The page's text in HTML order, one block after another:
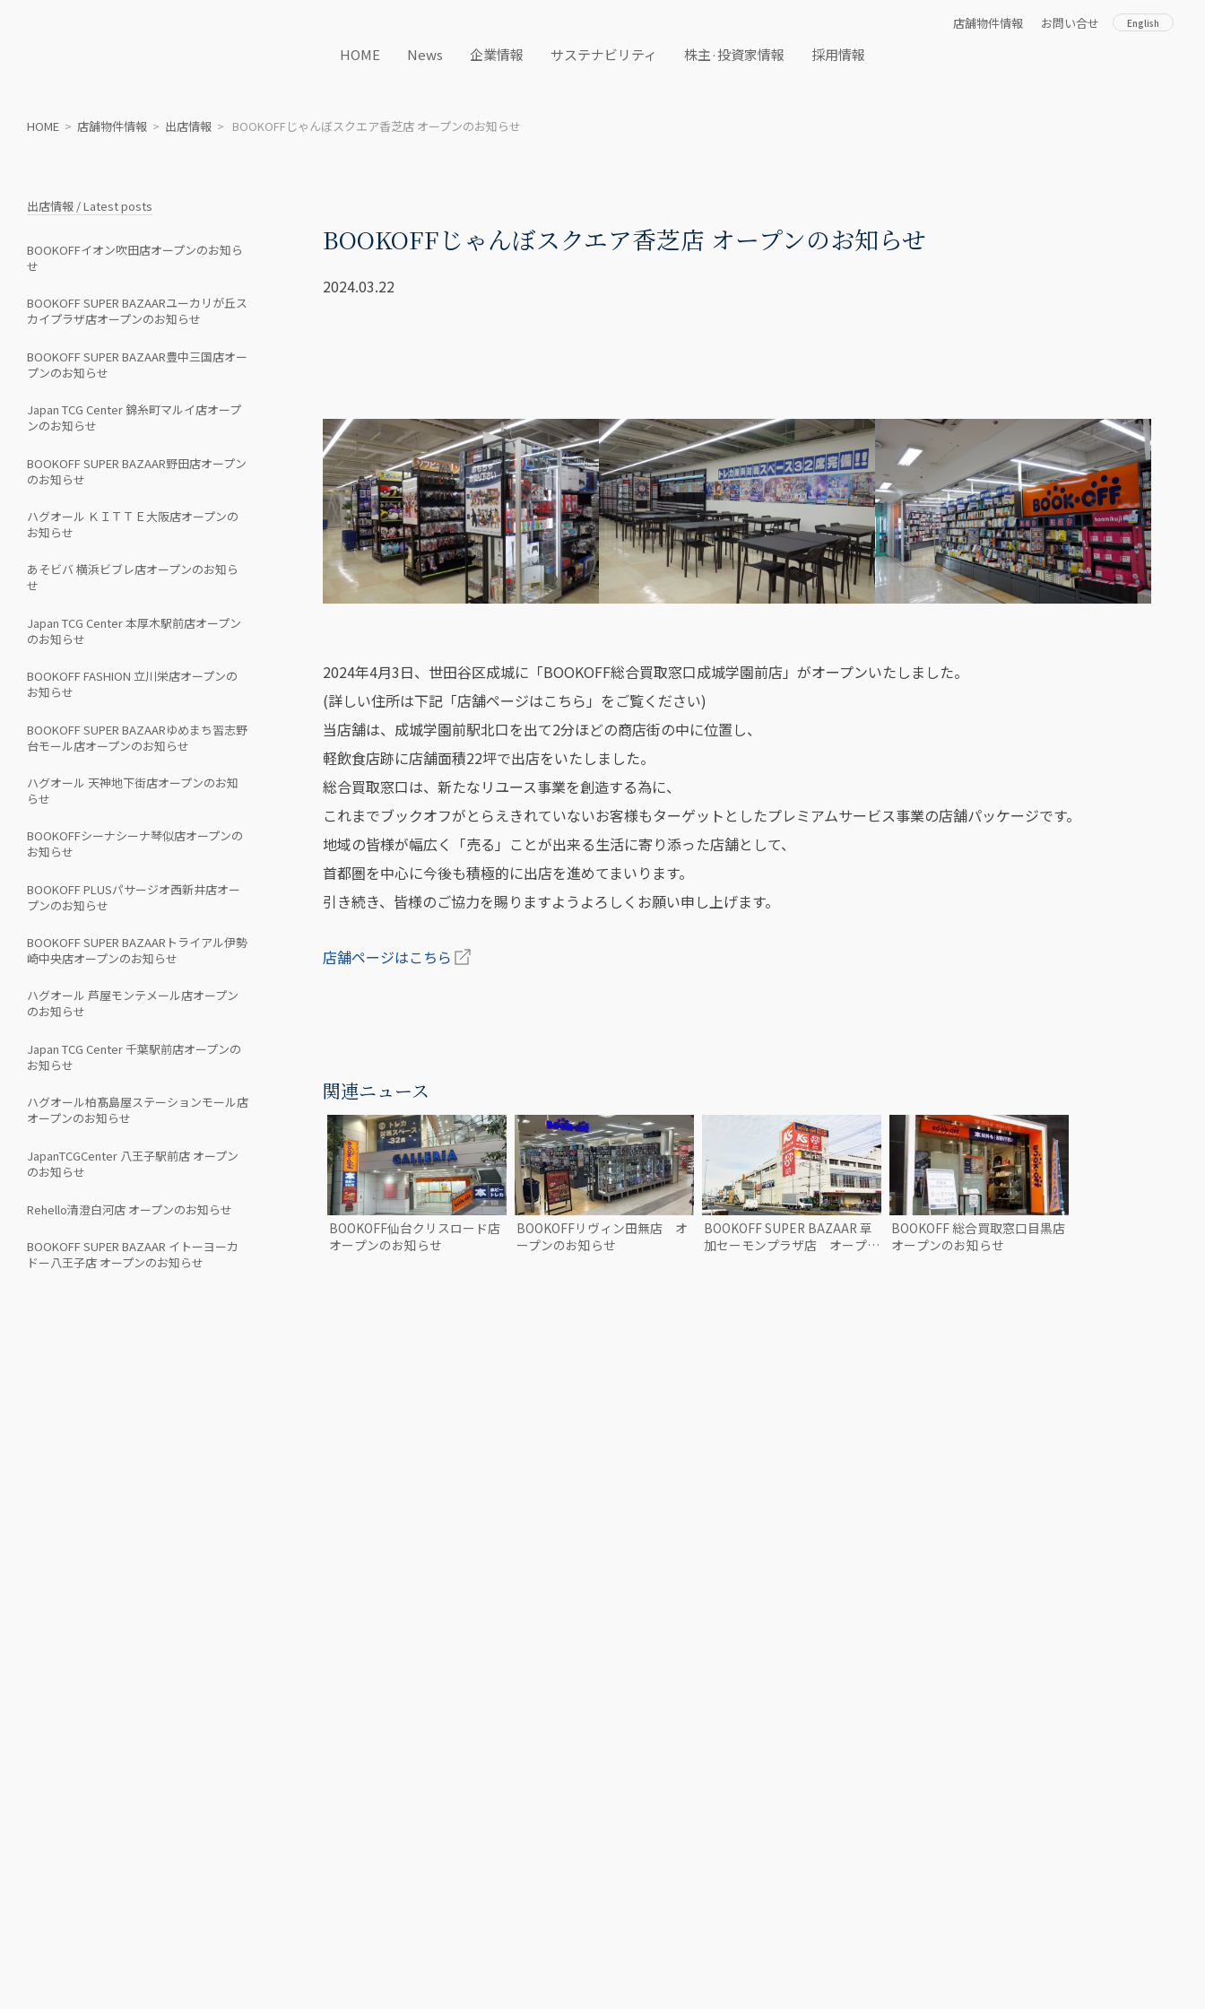
HOME News 企業情報 サステナビリティ 株主·投資家情報 採用情報
店舗物件情報 お問い合せ English
HOME > 店舗物件情報 > 出店情報 > BOOKOFFじゃんぼスクエア香芝店 オープンのお知らせ
出店情報 / Latest posts
BOOKOFFイオン吹田店オープンのお知ら
せ
BOOKOFF SUPER BAZAARユーカリが丘ス
カイプラザ店オープンのお知らせ
BOOKOFF SUPER BAZAAR豊中三国店オー
プンのお知らせ
Japan TCG Center 錦糸町マルイ店オープ
ンのお知らせ
BOOKOFF SUPER BAZAAR野田店オープン
のお知らせ
ハグオール ＫＩＴＴＥ大阪店オープンの
お知らせ
あそビバ 横浜ビブレ店オープンのお知ら
せ
Japan TCG Center 本厚木駅前店オープン
のお知らせ
BOOKOFF FASHION 立川栄店オープンの
お知らせ
BOOKOFF SUPER BAZAARゆめまち習志野
台モール店オープンのお知らせ
ハグオール 天神地下街店オープンのお知
らせ
BOOKOFFシーナシーナ琴似店オープンの
お知らせ
BOOKOFF PLUSパサージオ西新井店オー
プンのお知らせ
BOOKOFF SUPER BAZAARトライアル伊勢
崎中央店オープンのお知らせ
ハグオール 芦屋モンテメール店オープン
のお知らせ
Japan TCG Center 千葉駅前店オープンの
お知らせ
ハグオール柏髙島屋ステーションモール店
オープンのお知らせ
JapanTCGCenter 八王子駅前店 オープン
のお知らせ
Rehello清澄白河店 オープンのお知らせ
BOOKOFF SUPER BAZAAR イトーヨーカ
ドー八王子店 オープンのお知らせ
BOOKOFFじゃんぼスクエア香芝店 オープンのお知らせ
2024.03.22
2024年4月3日、世田谷区成城に「BOOKOFF総合買取窓口成城学園前店」がオープンいたしました。
(詳しい住所は下記「店舗ページはこちら」をご覧ください)
当店舗は、成城学園前駅北口を出て2分ほどの商店街の中に位置し、
軽飲食店跡に店舗面積22坪で出店をいたしました。
総合買取窓口は、新たなリユース事業を創造する為に、
これまでブックオフがとらえきれていないお客様もターゲットとしたプレミアムサービス事業の店舗パッケージです。
地域の皆様が幅広く「売る」ことが出来る生活に寄り添った店舗として、
首都圏を中心に今後も積極的に出店を進めてまいります。
引き続き、皆様のご協力を賜りますようよろしくお願い申し上げます。
店舗ページはこちら
関連ニュース
BOOKOFF仙台クリスロード店
オープンのお知らせ
BOOKOFFリヴィン田無店 オ
ープンのお知らせ
BOOKOFF SUPER BAZAAR 草
加セーモンプラザ店 オープン
BOOKOFF 総合買取窓口目黒店
オープンのお知らせ